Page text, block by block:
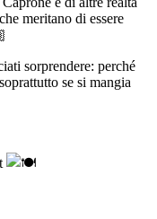
meritano di essere
sorprendere: perché
se si mangia